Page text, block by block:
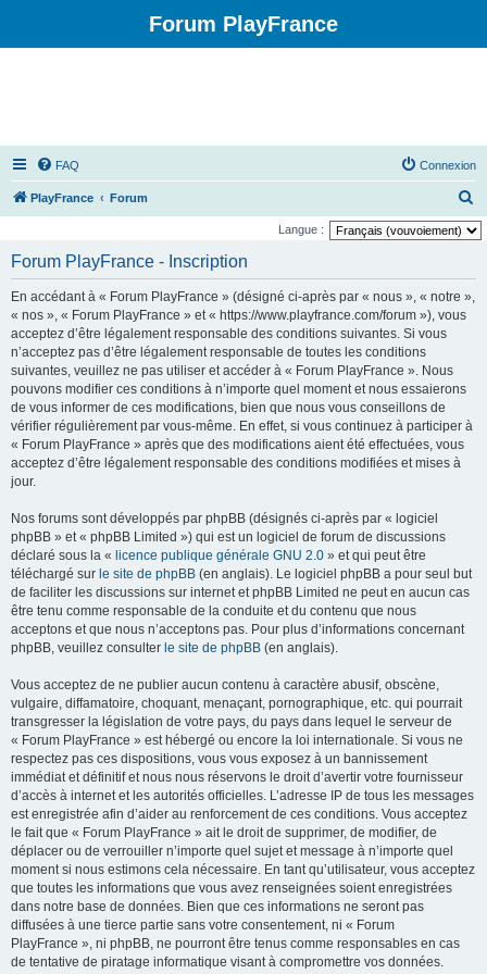
Forum PlayFrance
FAQ Connexion
PlayFrance Forum
e
Langue :
Forum PlayFrance - Inscription
En accédant à « Forum PlayFrance » (désigné ci-après par « nous », « notre »,
« nos », « Forum PlayFrance » et « https://www.playfrance.com/forum »), vous
acceptez d’être légalement responsable des conditions suivantes. Si vous
n’acceptez pas d’être légalement responsable de toutes les conditions
suivantes, veuillez ne pas utiliser et accéder à « Forum PlayFrance ». Nous
pouvons modifier ces conditions à n’importe quel moment et nous essaierons
de vous informer de ces modifications, bien que nous vous conseillons de
vérifier régulièrement par vous-même. En effet, si vous continuez à participer à
« Forum PlayFrance » après que des modifications aient été effectuées, vous
acceptez d’être légalement responsable des conditions modifiées et mises à
jour.
Nos forums sont développés par phpBB (désignés ci-après par « logiciel
phpBB » et « phpBB Limited ») qui est un logiciel de forum de discussions
déclaré sous la « licence publique générale GNU 2.0 » et qui peut être
téléchargé sur le site de phpBB (en anglais). Le logiciel phpBB a pour seul but
de faciliter les discussions sur internet et phpBB Limited ne peut en aucun cas
être tenu comme responsable de la conduite et du contenu que nous
acceptons et que nous n’acceptons pas. Pour plus d’informations concernant
phpBB, veuillez consulter le site de phpBB (en anglais).
Vous acceptez de ne publier aucun contenu à caractère abusif, obscène,
vulgaire, diffamatoire, choquant, menaçant, pornographique, etc. qui pourrait
transgresser la législation de votre pays, du pays dans lequel le serveur de
« Forum PlayFrance » est hébergé ou encore la loi internationale. Si vous ne
respectez pas ces dispositions, vous vous exposez à un bannissement
immédiat et définitif et nous nous réservons le droit d’avertir votre fournisseur
d’accès à internet et les autorités officielles. L’adresse IP de tous les messages
est enregistrée afin d’aider au renforcement de ces conditions. Vous acceptez
le fait que « Forum PlayFrance » ait le droit de supprimer, de modifier, de
déplacer ou de verrouiller n’importe quel sujet et message à n’importe quel
moment si nous estimons cela nécessaire. En tant qu’utilisateur, vous acceptez
que toutes les informations que vous avez renseignées soient enregistrées
dans notre base de données. Bien que ces informations ne seront pas
diffusées à une tierce partie sans votre consentement, ni « Forum
PlayFrance », ni phpBB, ne pourront être tenus comme responsables en cas
de tentative de piratage informatique visant à compromettre vos données.